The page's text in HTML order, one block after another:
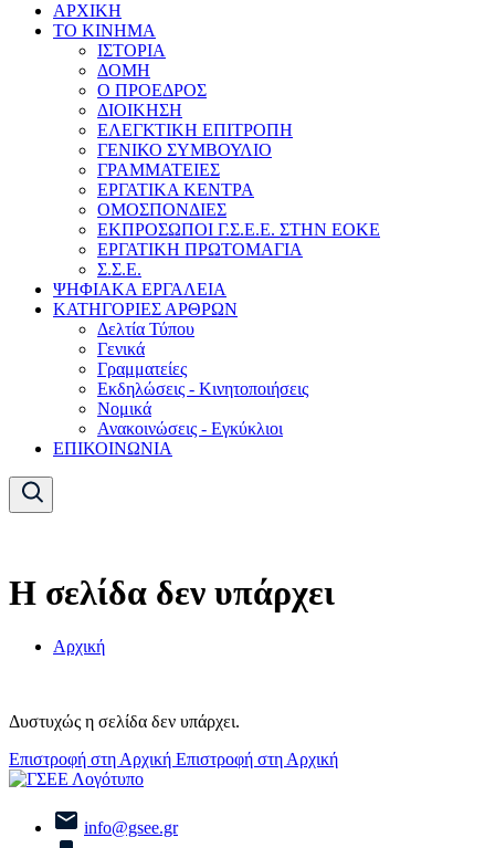
ΑΡΧΙΚΗ
ΤΟ ΚΙΝΗΜΑ
ΙΣΤΟΡΙΑ
ΔΟΜΗ
Ο ΠΡΟΕΔΡΟΣ
ΔΙΟΙΚΗΣΗ
ΕΛΕΓΚΤΙΚΗ ΕΠΙΤΡΟΠΗ
ΓΕΝΙΚΟ ΣΥΜΒΟΥΛΙΟ
ΓΡΑΜΜΑΤΕΙΕΣ
ΕΡΓΑΤΙΚΑ ΚΕΝΤΡΑ
ΟΜΟΣΠΟΝΔΙΕΣ
ΕΚΠΡΟΣΩΠΟΙ Γ.Σ.Ε.Ε. ΣΤΗΝ ΕΟΚΕ
ΕΡΓΑΤΙΚΗ ΠΡΩΤΟΜΑΓΙΑ
Σ.Σ.Ε.
ΨΗΦΙΑΚΑ ΕΡΓΑΛΕΙΑ
ΚΑΤΗΓΟΡΙΕΣ ΑΡΘΡΩΝ
Δελτία Τύπου
Γενικά
Γραμματείες
Εκδηλώσεις - Κινητοποιήσεις
Νομικά
Ανακοινώσεις - Εγκύκλιοι
ΕΠΙΚΟΙΝΩΝΙΑ
Η σελίδα δεν υπάρχει
Αρχική
Δυστυχώς η σελίδα δεν υπάρχει.
Επιστροφή στη Αρχική Επιστροφή στη Αρχική
info@gsee.gr